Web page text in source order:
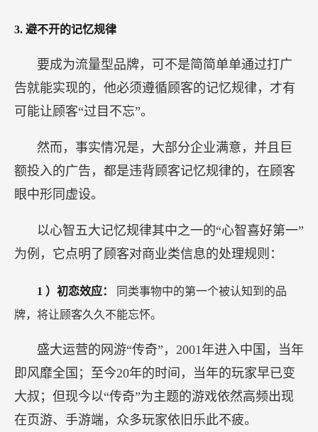
3. 避不开的记忆规律
要成为流量型品牌，可不是简简单单通过打广
告就能实现的，他必须遵循顾客的记忆规律，才有
可能让顾客“过目不忘”。
然而，事实情况是，大部分企业满意，并且巨
额投入的广告，都是违背顾客记忆规律的，在顾客
眼中形同虚设。
以心智五大记忆规律其中之一的“心智喜好第一”
为例，它点明了顾客对商业类信息的处理规则：
1 ）初恋效应：
同类事物中的第一个被认知到的品
牌，将让顾客久久不能忘怀。
盛大运营的网游“传奇”，2001年进入中国，当年
即风靡全国；至今20年的时间，当年的玩家早已变
大叔；但现今以“传奇”为主题的游戏依然高频出现
在页游、手游端，众多玩家依旧乐此不疲。